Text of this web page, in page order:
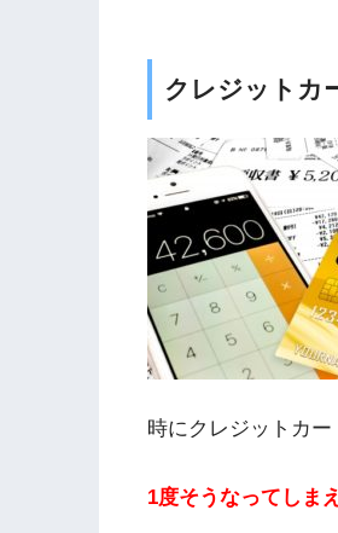
クレジットカ
時にクレジットカ
1度そうなってしま